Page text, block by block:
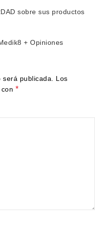
sobre sus productos
+ Opiniones
publicada.
Los
*